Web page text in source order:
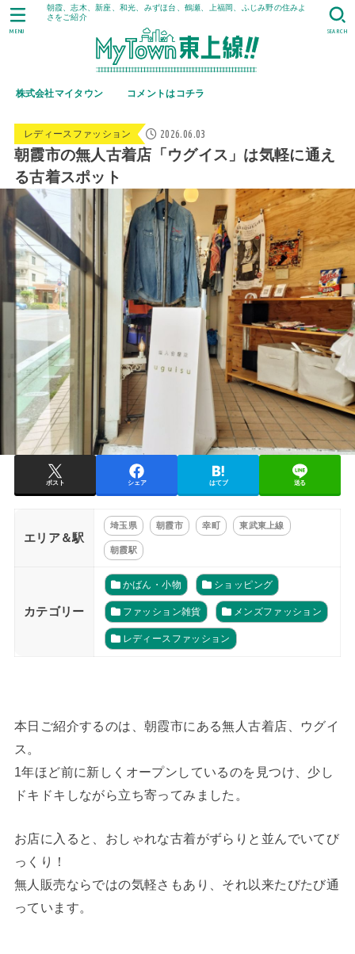
朝霞、志木、新座、和光、みずほ台、鶴瀬、上福岡、ふじみ野の住みよ
さをご紹介
株式会社マイタウン コメントはコチラ
SEARCH
MENU
レディースファッション 2026.06.03
朝霞市の無人古着店「ウグイス」は気軽に通え
る古着スポット
ポスト シェア はてブ 送る
エリア＆駅
埼玉県 朝霞市 幸町 東武東上線
朝霞駅
カテゴリー
かばん・小物 ショッピング
ファッション雑貨 メンズファッション
レディースファッション
本日ご紹介するのは、朝霞市にある無人古着店、ウグイ
ス。
1年ほど前に新しくオープンしているのを見つけ、少し
ドキドキしながら立ち寄ってみました。
お店に入ると、おしゃれな古着がずらりと並んでいてび
っくり！
無人販売ならではの気軽さもあり、それ以来たびたび通
っています。